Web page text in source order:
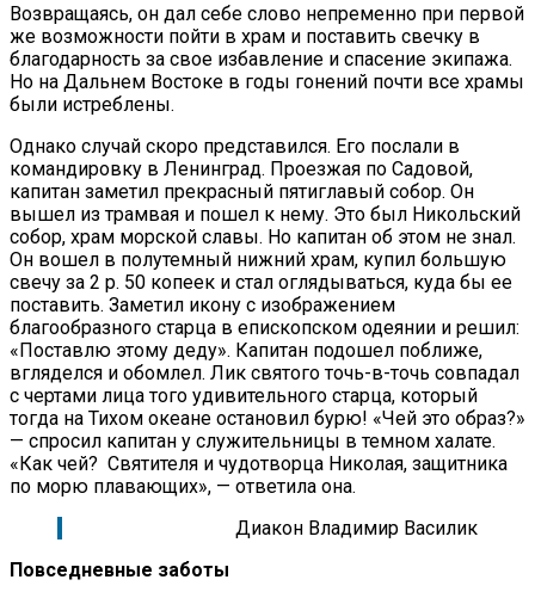
Возвращаясь, он дал себе слово непременно при первой
же возможности пойти в храм и поставить свечку в
благодарность за свое избавление и спасение экипажа.
Но на Дальнем Востоке в годы гонений почти все храмы
были истреблены.
Однако случай скоро представился. Его послали в
командировку в Ленинград. Проезжая по Садовой,
капитан заметил прекрасный пятиглавый собор. Он
вышел из трамвая и пошел к нему. Это был Никольский
собор, храм морской славы. Но капитан об этом не знал.
Он вошел в полутемный нижний храм, купил большую
свечу за 2 р. 50 копеек и стал оглядываться, куда бы ее
поставить. Заметил икону с изображением
благообразного старца в епископском одеянии и решил:
«Поставлю этому деду». Капитан подошел поближе,
вгляделся и обомлел. Лик святого точь-в-точь совпадал
с чертами лица того удивительного старца, который
тогда на Тихом океане остановил бурю! «Чей это образ?»
— спросил капитан у служительницы в темном халате.
«Как чей? Святителя и чудотворца Николая, защитника
по морю плавающих», — ответила она.
Диакон Владимир Василик
Повседневные заботы